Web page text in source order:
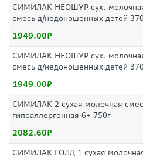
СИМИЛАК НЕОШУР сух.
смесь д/недоношенных детей
1949.00
СИМИЛАК НЕОШУР сух.
смесь д/недоношенных детей
1949.00
СИМИЛАК 2 сухая молочная
гипоаллергенная 6+ 750г
2082.60
СИМИЛАК ГОЛД 1 сухая